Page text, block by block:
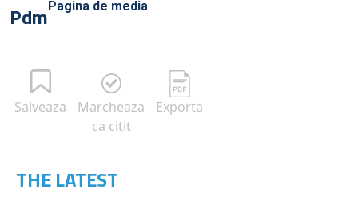
Pdm Pagina de media
Salveaza
Marcheaza
ca citit
Exporta
THE LATEST